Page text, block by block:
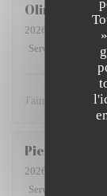
Olimpia
2026-08-04
-
Service
J'aime beaucoup
Pierre
2026-08-01
-
Service